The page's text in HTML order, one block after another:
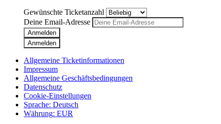
Gewünschte Ticketanzahl
Deine Email-Adresse
Anmelden
Anmelden
Allgemeine Ticketinformationen
Impressum
Allgemeine Geschäftsbedingungen
Datenschutz
Cookie-Einstellungen
Sprache: Deutsch
Währung: EUR